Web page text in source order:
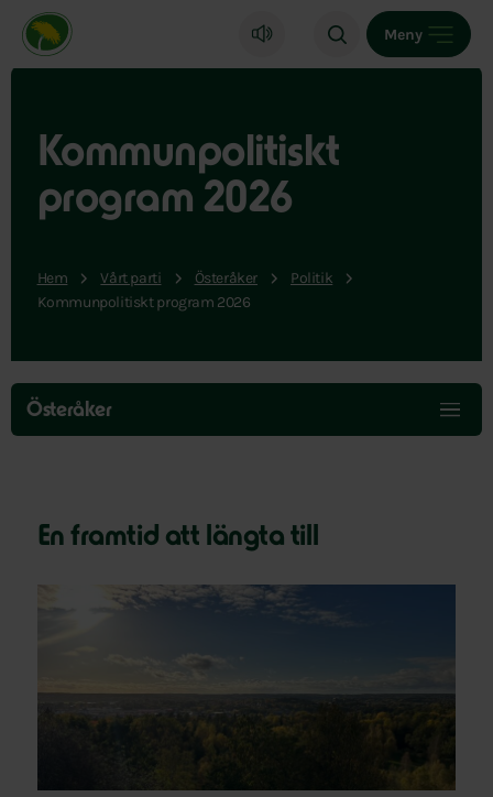
Miljöpartiet de gröna, startsida
Meny
Kommunpolitiskt
program 2026
Hem Vårt parti Österåker
Politik
Kommunpolitiskt program 2026
Hoppa
över
menyn
Österåker
En framtid att längta till